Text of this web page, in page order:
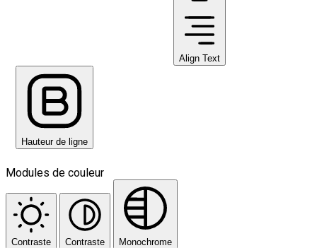
Align Text
Hauteur de ligne
Modules de couleur
Contraste Contraste Monochrome